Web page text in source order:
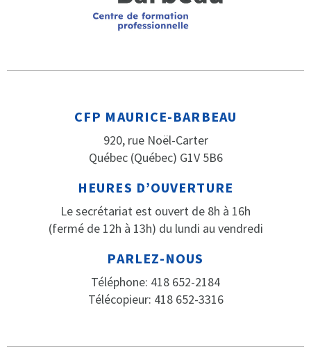
CFP MAURICE-BARBEAU
920, rue Noël-Carter
Québec (Québec) G1V 5B6
HEURES D’OUVERTURE
Le secrétariat est ouvert de 8h à 16h
(fermé de 12h à 13h) du lundi au vendredi
PARLEZ-NOUS
Téléphone: 418 652-2184
Télécopieur: 418 652-3316